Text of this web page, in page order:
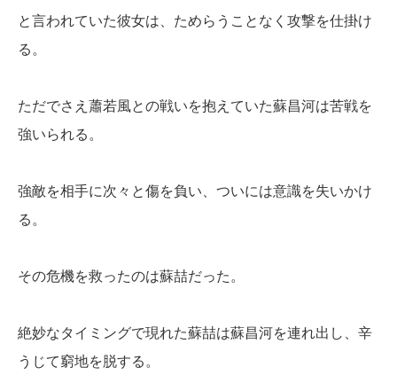
と言われていた彼女は、ためらうことなく攻撃を仕掛け
る。
ただでさえ蕭若風との戦いを抱えていた蘇昌河は苦戦を
強いられる。
強敵を相手に次々と傷を負い、ついには意識を失いかけ
る。
その危機を救ったのは蘇喆だった。
絶妙なタイミングで現れた蘇喆は蘇昌河を連れ出し、辛
うじて窮地を脱する。